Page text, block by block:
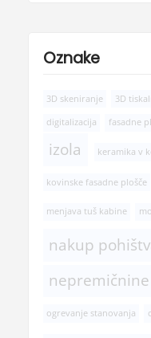
Oznake
3D skeniranje 3D
digitalizacija fasadne
izola keramika v
kovinske fasadne plošče
menjava tuš kabine
nakup
nepremičnine
ogrevanje stanovanja